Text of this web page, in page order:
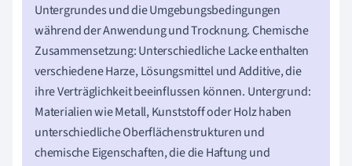
Untergrundes und die Umgebungsbedingungen
während der Anwendung und Trocknung. Chemische
Zusammensetzung: Unterschiedliche Lacke enthalten
verschiedene Harze, Lösungsmittel und Additive, die
ihre Verträglichkeit beeinflussen können. Untergrund:
Materialien wie Metall, Kunststoff oder Holz haben
unterschiedliche Oberflächenstrukturen und
chemische Eigenschaften, die die Haftung und